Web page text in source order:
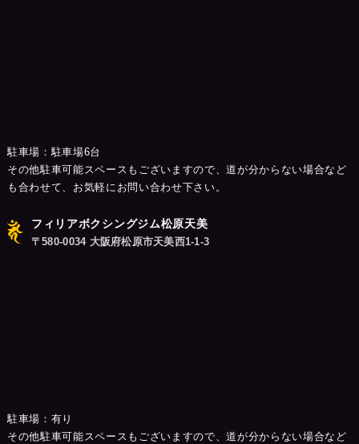
駐車場：駐車場6台
その他駐車可能スペースもございますので、道が分からない場合など
も合わせて、お気軽にお問い合わせ下さい。
フィリアボクシングジム松原天美
〒580-0034 大阪府松原市天美西1-1-3
駐車場：有り
その他駐車可能スペースもございますので、道が分からない場合など